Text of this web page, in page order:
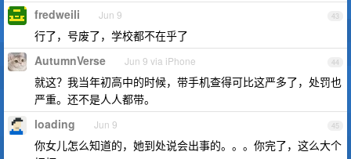
43
fredweili Jun 9
行了，号废了，学校都不在乎了
44
AutumnVerse Jun 9 via iPhone
就这？我当年初高中的时候，带手机查得可比这严多了，处罚也
严重。还不是人人都带。
45
loading Jun 9
你女儿怎么知道的，她到处说会出事的。。。你完了，这么大个